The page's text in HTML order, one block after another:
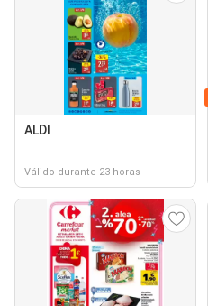
ALDI
Válido durante 23 horas